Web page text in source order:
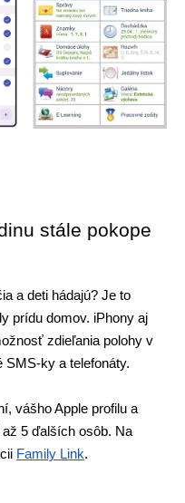
stále pokope
a deti hádajú? Je to
prídu domov. iPhony aj
zdieľania polohy v
SMS-ky a telefonáty.
vášho Apple profilu a
5 ďalších osôb. Na
Family Link.